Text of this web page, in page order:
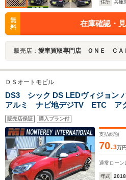
住所 兵庫
無
料
在庫確認・
販売店： 愛車買取専門店 ＯＮＥ ＣＡ
ＤＳオートモビル
DS3 シック DS LEDヴィジョン
アルミ ナビ地デジTV ETC ア
ーキ HIDライト オートライト
ル 禁煙車 取説 保証書
販売店保証 購入プラン付
支払総額
70.3万円
通常ローン
年式 2018